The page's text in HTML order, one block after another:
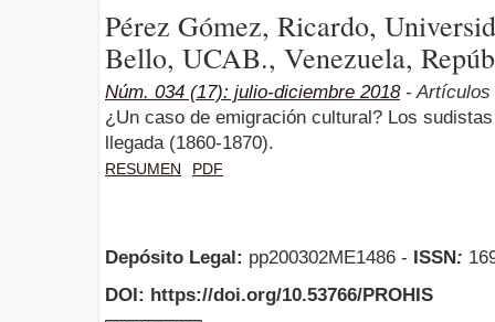
Pérez Gómez, Ricardo,
Bello, UCAB., Venezuela,
Núm. 034 (17): julio-diciembre 2018- Artículos
¿Un caso de emigración cultural? Los
llegada (1860-1870).
RESUMEN PDF
Depósito Legal: pp200302ME1486 - ISSN:
DOI: https://doi.org/10.53766/PROHIS